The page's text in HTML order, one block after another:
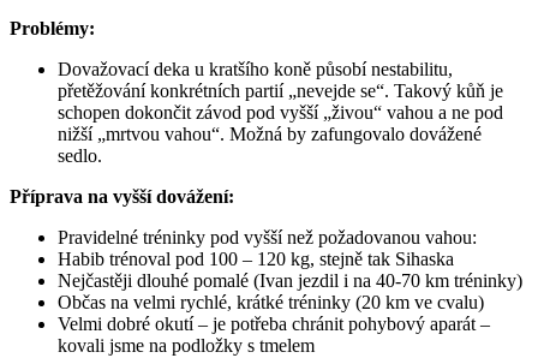
Problémy:
Dovažovací deka u kratšího koně působí nestabilitu,
přetěžování konkrétních partií „nevejde se“. Takový kůň je
schopen dokončit závod pod vyšší „živou“ vahou a ne pod
nižší „mrtvou vahou“. Možná by zafungovalo dovážené
sedlo.
Příprava na vyšší dovážení:
Pravidelné tréninky pod vyšší než požadovanou vahou:
Habib trénoval pod 100 – 120 kg, stejně tak Sihaska
Nejčastěji dlouhé pomalé (Ivan jezdil i na 40-70 km tréninky)
Občas na velmi rychlé, krátké tréninky (20 km ve cvalu)
Velmi dobré okutí – je potřeba chránit pohybový aparát –
kovali jsme na podložky s tmelem